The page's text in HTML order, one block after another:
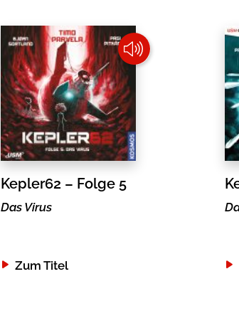
Kepler62 – Folge 5
Das Virus
Zum Titel